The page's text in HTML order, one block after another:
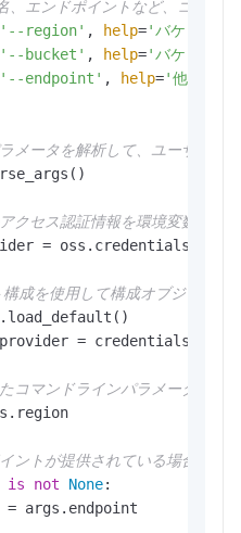
、エンドポイントなど、コマン
'--region' , help='バケットが
'--bucket' , help='バケットの
'--endpoint' , help='他のサー
メータを解析して、ユーザーが
クセス認証情報を環境変数から
=
成を使用して構成オブジェクト
=
コマンドラインパラメータに基
ントが提供されている場合は
is not None:
= args.endpoint